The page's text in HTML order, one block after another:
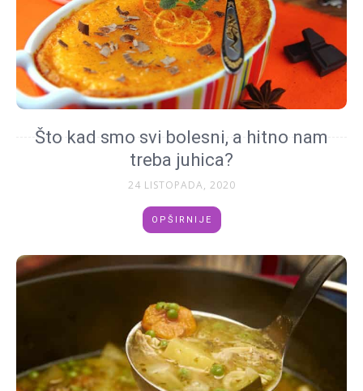
Što kad smo svi bolesni, a hitno nam
treba juhica?
24 LISTOPADA, 2020
OPŠIRNIJE